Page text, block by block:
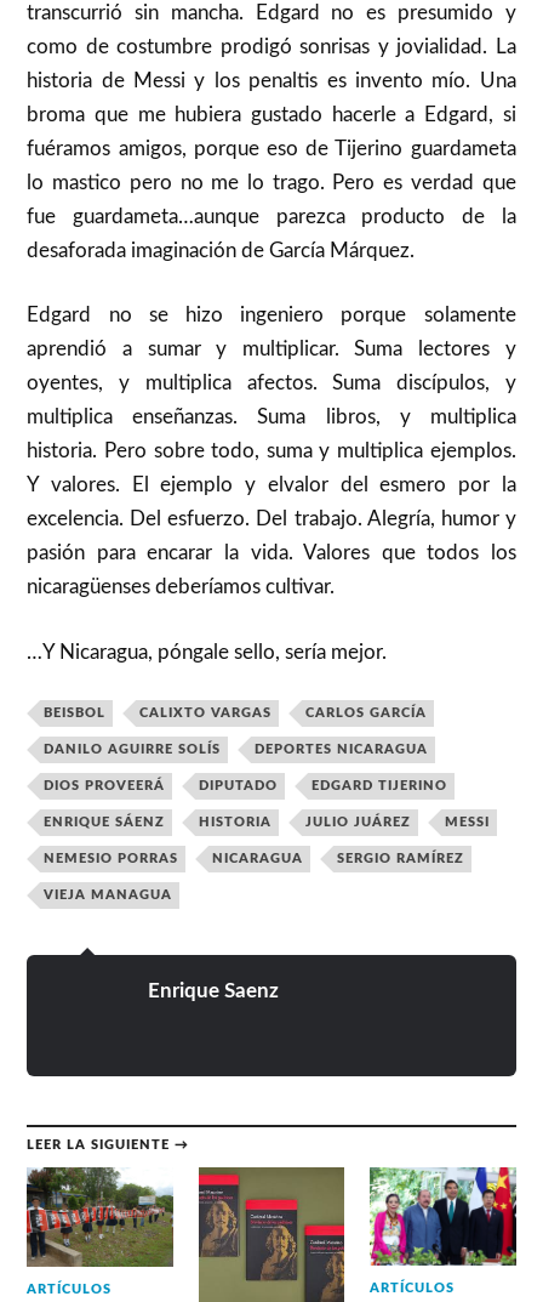
transcurrió sin mancha. Edgard no es presumido y
como de costumbre prodigó sonrisas y jovialidad. La
historia de Messi y los penaltis es invento mío. Una
broma que me hubiera gustado hacerle a Edgard, si
fuéramos amigos, porque eso de Tijerino guardameta
lo mastico pero no me lo trago. Pero es verdad que
fue guardameta…aunque parezca producto de la
desaforada imaginación de García Márquez.
Edgard no se hizo ingeniero porque solamente
aprendió a sumar y multiplicar. Suma lectores y
oyentes, y multiplica afectos. Suma discípulos, y
multiplica enseñanzas. Suma libros, y multiplica
historia. Pero sobre todo, suma y multiplica ejemplos.
Y valores. El ejemplo y elvalor del esmero por la
excelencia. Del esfuerzo. Del trabajo. Alegría, humor y
pasión para encarar la vida. Valores que todos los
nicaragüenses deberíamos cultivar.
…Y Nicaragua, póngale sello, sería mejor.
BEISBOL CALIXTO VARGAS CARLOS GARCÍA
DANILO AGUIRRE SOLÍS DEPORTES NICARAGUA
DIOS PROVEERÁ DIPUTADO EDGARD TIJERINO
ENRIQUE SÁENZ HISTORIA JULIO JUÁREZ MESSI
NEMESIO PORRAS NICARAGUA SERGIO RAMÍREZ
VIEJA MANAGUA
Enrique Saenz
LEER LA SIGUIENTE →
ARTÍCULOS ARTÍCULOS